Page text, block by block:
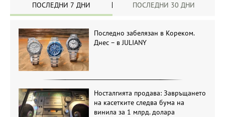
ПОСЛЕДНИ 7 ДНИ ПОСЛЕДНИ 30 ДНИ
Последно забелязан в Кореком.
Днес – в JULIANY
Носталгията продава: Завръщането
на касетките следва бума на
винила за 1 млрд. долара